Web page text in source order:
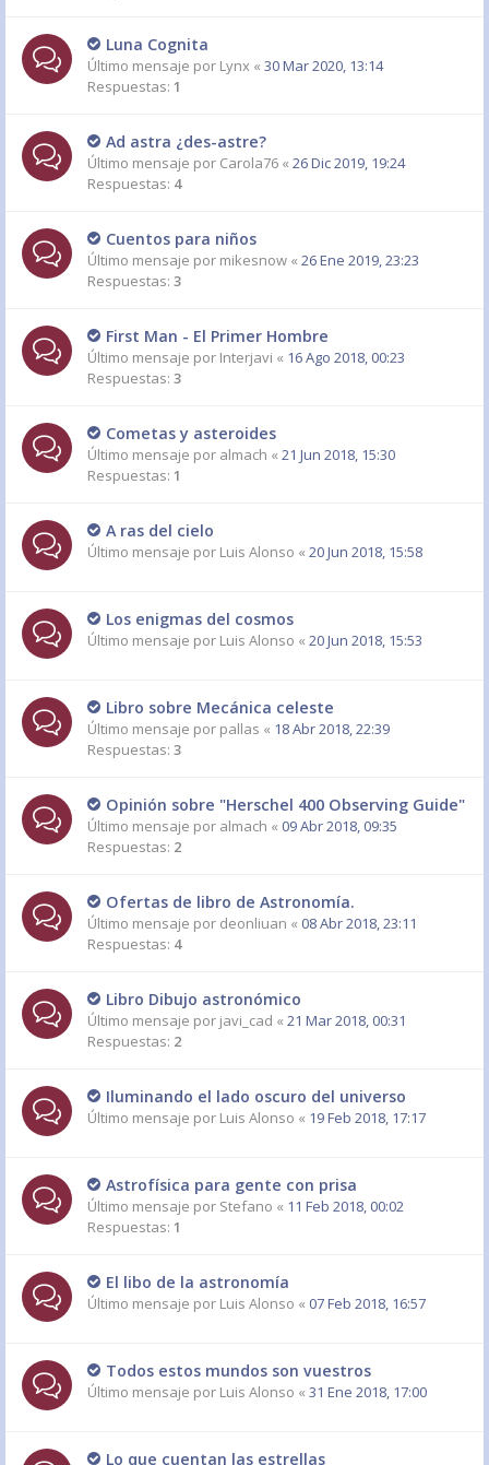
Luna Cognita
Último mensaje por Lynx « 30 Mar 2020, 13:14
Respuestas: 1
Ad astra ¿des-astre?
Último mensaje por Carola76 « 26 Dic 2019, 19:24
Respuestas: 4
Cuentos para niños
Último mensaje por mikesnow « 26 Ene 2019, 23:23
Respuestas: 3
First Man - El Primer Hombre
Último mensaje por Interjavi « 16 Ago 2018, 00:23
Respuestas: 3
Cometas y asteroides
Último mensaje por almach « 21 Jun 2018, 15:30
Respuestas: 1
A ras del cielo
Último mensaje por Luis Alonso « 20 Jun 2018, 15:58
Los enigmas del cosmos
Último mensaje por Luis Alonso « 20 Jun 2018, 15:53
Libro sobre Mecánica celeste
Último mensaje por pallas « 18 Abr 2018, 22:39
Respuestas: 3
Opinión sobre "Herschel 400 Observing Guide"
Último mensaje por almach « 09 Abr 2018, 09:35
Respuestas: 2
Ofertas de libro de Astronomía.
Último mensaje por deonliuan « 08 Abr 2018, 23:11
Respuestas: 4
Libro Dibujo astronómico
Último mensaje por javi_cad « 21 Mar 2018, 00:31
Respuestas: 2
Iluminando el lado oscuro del universo
Último mensaje por Luis Alonso « 19 Feb 2018, 17:17
Astrofísica para gente con prisa
Último mensaje por Stefano « 11 Feb 2018, 00:02
Respuestas: 1
El libo de la astronomía
Último mensaje por Luis Alonso « 07 Feb 2018, 16:57
Todos estos mundos son vuestros
Último mensaje por Luis Alonso « 31 Ene 2018, 17:00
Lo que cuentan las estrellas